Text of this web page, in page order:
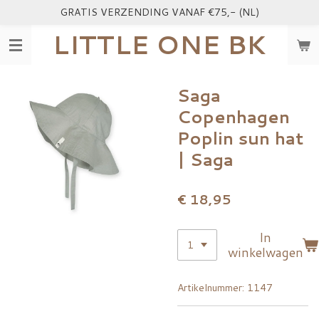
naar
LITTLE ONE BK
GRATIS VERZENDING VANAF €75,- (NL)
Saga
Copenhagen
Poplin sun hat
| Saga
€ 18,95
In
winkelwagen
Artikelnummer: 1147